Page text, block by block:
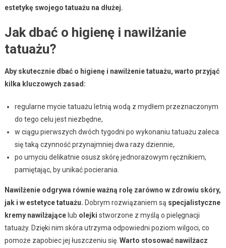
estetykę swojego tatuażu na dłużej.
Jak dbać o higienę i nawilżanie
tatuażu?
Aby skutecznie dbać o higienę i nawilżenie tatuażu, warto przyjąć
kilka kluczowych zasad:
regularne mycie tatuażu letnią wodą z mydłem przeznaczonym
do tego celu jest niezbędne,
w ciągu pierwszych dwóch tygodni po wykonaniu tatuażu zaleca
się taką czynność przynajmniej dwa razy dziennie,
po umyciu delikatnie osusz skórę jednorazowym ręcznikiem,
pamiętając, by unikać pocierania.
Nawilżenie odgrywa równie ważną rolę zarówno w zdrowiu skóry,
jak i w estetyce tatuażu. Dobrym rozwiązaniem są specjalistyczne
kremy nawilżającelub olejki stworzone z myślą o pielęgnacji
tatuaży. Dzięki nim skóra utrzyma odpowiedni poziom wilgoci, co
pomoże zapobiec jej łuszczeniu się. Warto stosować nawilżacz